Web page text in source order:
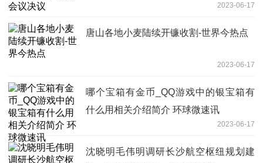
2023-06-17
唐山各地小麦陆续开镰收割-世界今热点
2023-06-17
哪个宝箱有金币_QQ游戏中的银宝箱有
什么用相关介绍简介 环球微速讯
2023-06-17
沈晓明毛伟明调研长沙航空枢纽规划建